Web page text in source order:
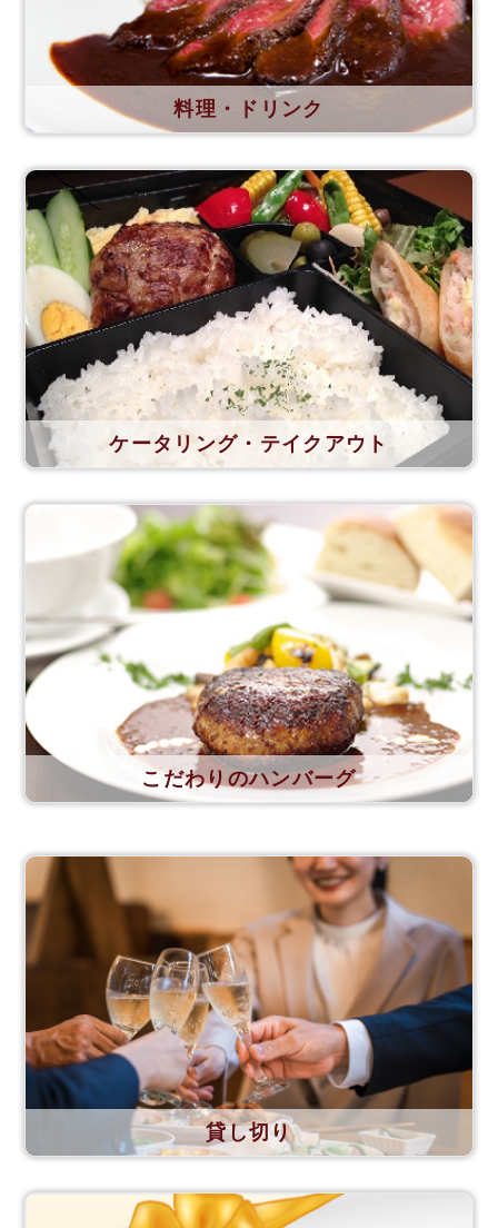
料理・ドリンク
ケータリング・テイクアウト
こだわりのハンバーグ
貸し切り